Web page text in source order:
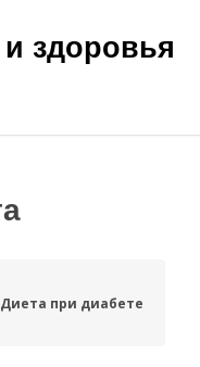
здоровья
Диета при диабете